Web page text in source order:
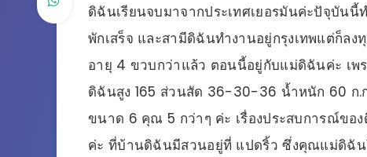
ดิฉันเรียนจบมาจากประเทศเยอรมันค่ะปัจุบัน
พักเสร็จ และสามีดิฉันทำงานอยู่กรุงเทพแต่ก็
อายุ 4 ขวบกว่าแล้ว ตอนนี้อยู่กับแม่ดิฉันค่ะ เพ
ดิฉันสูง 165 ส่วนสัด 36-30-36 น้ำหนัก 60 ก.
ขนาด 6 คุณ 5 กว่าๆ ค่ะ เรื่องประสบการณ์ขอ
ค่ะ ที่บ้านดิฉันมีสวนอยู่ที่ แปดริ้ว ซึ่งคุณแม่ดิฉั